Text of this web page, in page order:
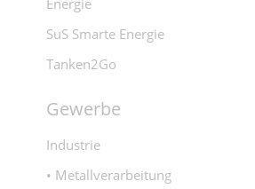
Energie
SuS Smarte Energie
Tanken2Go
Gewerbe
Industrie
• Metallverarbeitung